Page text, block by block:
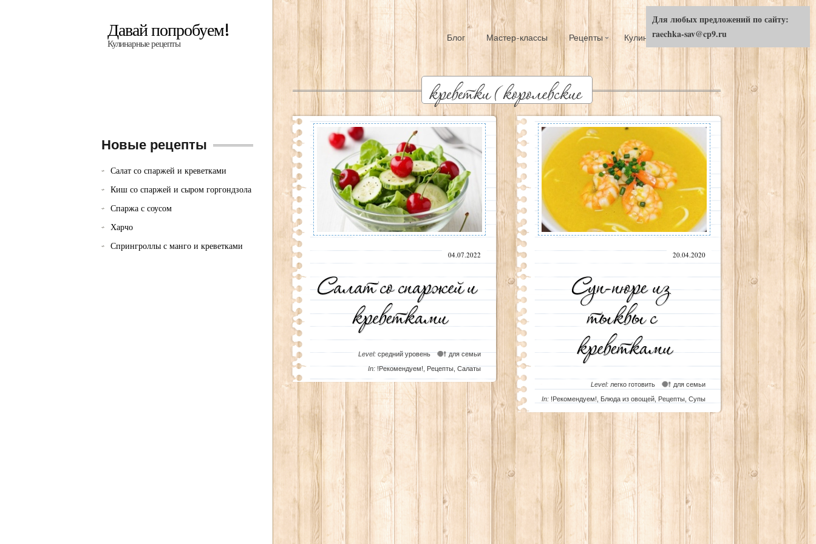
Давай попробуем!
Кулинарные рецепты
Блог Мастер-классы Рецепты Кулинарный ликбез
04.07.2022
для семьи
Level: средний уровень
In: !Рекомендуем! Рецепты Салаты
20.04.2020
для семьи
Level: легко готовить
In: !Рекомендуем! Блюда из овощей Рецепты Супы
Новые рецепты
Салат со спаржей и креветками
Киш со спаржей и сыром горгондзола
Спаржа с соусом
Харчо
Спрингроллы с манго и креветками
Для любых предложений по сайту:
raechka-sav@cp9.ru